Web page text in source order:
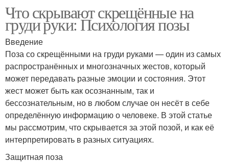
Что скрывают скрещённые на
груди руки: Психология позы
Введение
Поза со скрещёнными на груди руками — один из самых
распространённых и многозначных жестов, который
может передавать разные эмоции и состояния. Этот
жест может быть как осознанным, так и
бессознательным, но в любом случае он несёт в себе
определённую информацию о человеке. В этой статье
мы рассмотрим, что скрывается за этой позой, и как её
интерпретировать в разных ситуациях.
Защитная поза